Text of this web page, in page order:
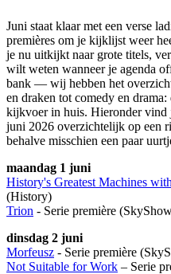
Juni staat klaar met een verse
premières om je kijklijst weer
je nu uitkijkt naar grote titels,
wilt weten wanneer je agenda
bank — wij hebben het
en draken tot comedy en
kijkvoer in huis. Hieronder vind
juni 2026 overzichtelijk op een
behalve misschien een paar
maandag 1 juni
History's Greatest Machines
(History)
Trion - Serie première
dinsdag 2 juni
Morfeusz - Serie première
Not Suitable for Work – Serie